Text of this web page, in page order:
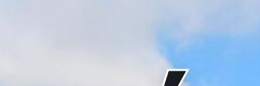
| Konec v osmifinále. Hradec
nestačil na Plzeň